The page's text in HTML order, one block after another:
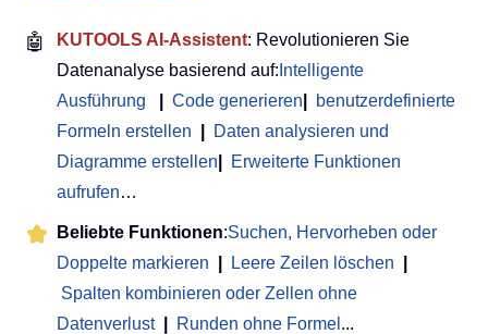
🤖 KUTOOLS AI-Assistent: Revolutionieren Sie
Datenanalyse basierend auf: Intelligente
Ausführung
Code generieren
benutzerdefinierte
Formeln erstellen
Daten analysieren und
Diagramme erstellen
Erweiterte Funktionen
aufrufen…
Beliebte Funktionen:Suchen, Hervorheben oder
Doppelte markieren
Leere Zeilen löschen
Spalten kombinieren oder Zellen ohne
Datenverlust
Runden ohne Formel ...